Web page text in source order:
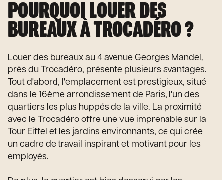
POURQUOI LOUER DES
BUREAUX À TROCADÉRO ?
Louer des bureaux au 4 avenue Georges Mandel,
près du Trocadéro, présente plusieurs avantages.
Tout d'abord, l'emplacement est prestigieux, situé
dans le 16ème arrondissement de Paris, l'un des
quartiers les plus huppés de la ville. La proximité
avec le Trocadéro offre une vue imprenable sur la
Tour Eiffel et les jardins environnants, ce qui crée
un cadre de travail inspirant et motivant pour les
employés.